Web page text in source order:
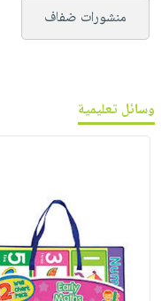
منشورات ضفاف
وسائل تعليمية